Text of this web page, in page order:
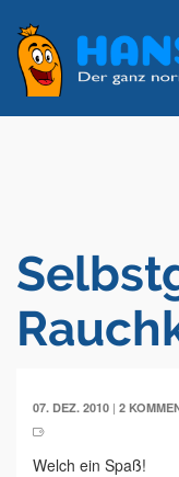
07. DEZ. 2010 | 2
Welch ein Spaß!